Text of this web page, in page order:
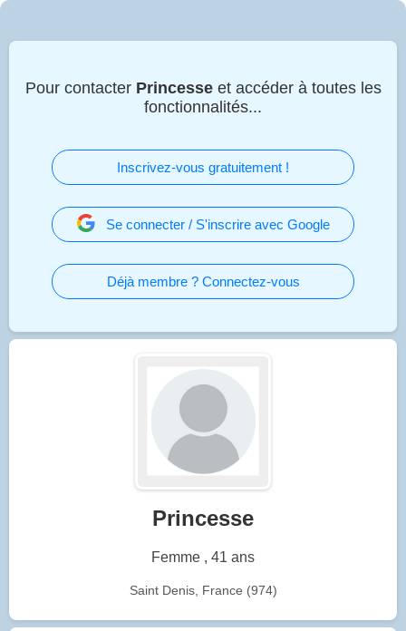
Pour contacter Princesseet accéder à toutes les
fonctionnalités...
Inscrivez-vous gratuitement !
Se connecter / S'inscrire avec Google
Déjà membre ? Connectez-vous
Princesse
Femme , 41 ans
Saint Denis, France (974)